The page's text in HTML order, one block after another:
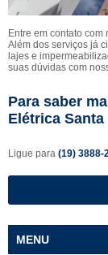
Entre em contato com
Além dos serviços já
lajes e
suas dúvidas com
Para saber
Elétrica Santa
Ligue para (19) 3888-
MENU